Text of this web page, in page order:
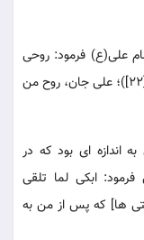
علی(ع) فرمود: روحی
لروحکَ الفدا و نفسی لنفسکَ الوقاء یا اباالحسن([22])؛ علی جان، روح من
ای بود که در
ابکی لما تلقی
سختی ها] که پس از من به